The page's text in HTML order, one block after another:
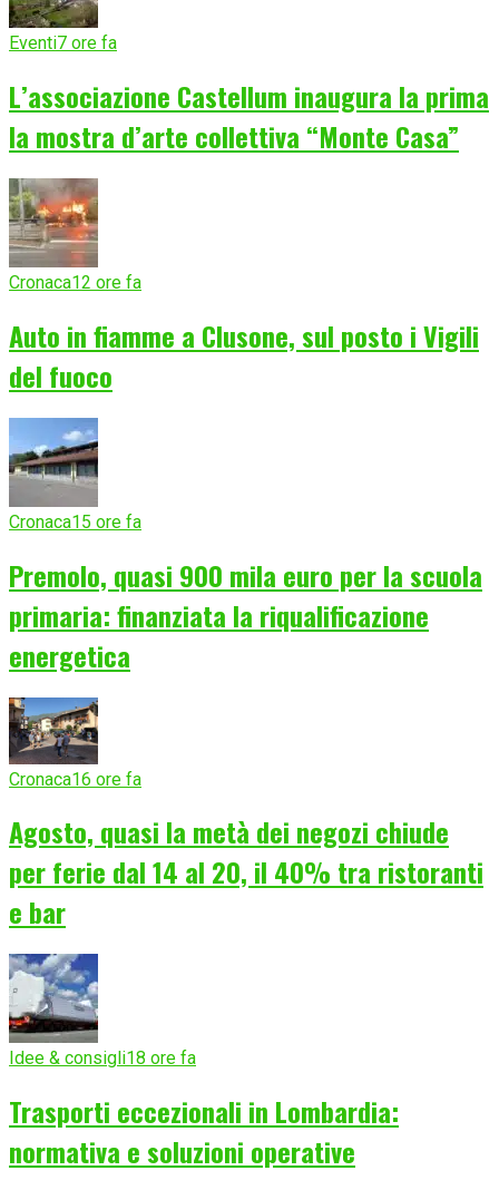
Eventi7 ore fa
L’associazione Castellum inaugura la prima
la mostra d’arte collettiva “Monte Casa”
Cronaca12 ore fa
Auto in fiamme a Clusone, sul posto i Vigili
del fuoco
Cronaca15 ore fa
Premolo, quasi 900 mila euro per la scuola
primaria: finanziata la riqualificazione
energetica
Cronaca16 ore fa
Agosto, quasi la metà dei negozi chiude
per ferie dal 14 al 20, il 40% tra ristoranti
e bar
Idee & consigli18 ore fa
Trasporti eccezionali in Lombardia:
normativa e soluzioni operative